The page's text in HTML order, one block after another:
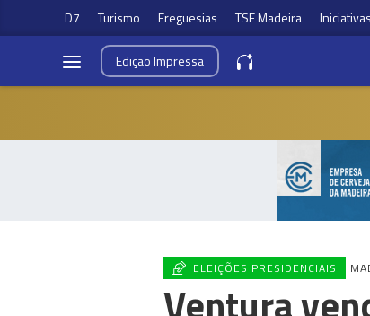
D7 Turismo Freguesias TSF Madeira Iniciativas
EdiçãoImpressa
ELEIÇÕES PRESIDENCIAIS
Ventura